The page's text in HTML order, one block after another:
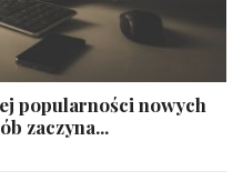
popularności nowych
zaczyna...